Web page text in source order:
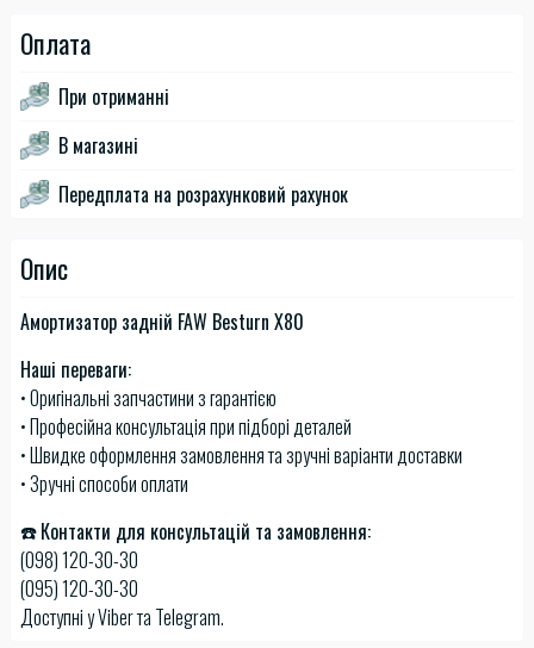
Оплата
При отриманні
В магазині
Передплата на розрахунковий рахунок
Опис
Амортизатор задній FAW Besturn X80
Наші переваги:
• Оригінальні запчастини з гарантією
• Професійна консультація при підборі деталей
• Швидке оформлення замовлення та зручні варіанти доставки
• Зручні способи оплати
☎️Контакти для консультацій та замовлення:
(098) 120-30-30
(095) 120-30-30
Доступні у Viber та Telegram.